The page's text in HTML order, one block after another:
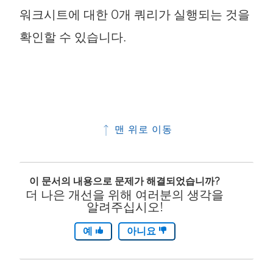
워크시트에 대한 0개 쿼리가 실행되는 것을
확인할 수 있습니다.
맨 위로 이동
이 문서의 내용으로 문제가 해결되었습니까?
더 나은 개선을 위해 여러분의 생각을
알려주십시오!
예 아니요